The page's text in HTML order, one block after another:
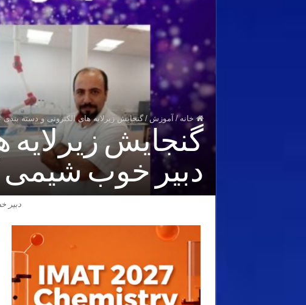
خانه / آموزش / گنجایش زیرلایه های الکترونی و دسته
گنجایش
دبیر خوب شیمی
دبیر